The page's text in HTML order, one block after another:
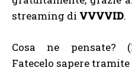
streaming di VVVVID.
Cosa ne pensate?
Fatecelo sapere